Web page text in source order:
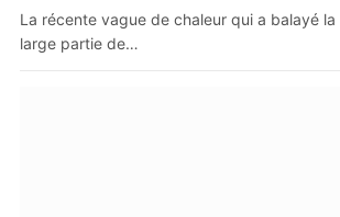
La récente vague de chaleur qui a balayé la
large partie de…